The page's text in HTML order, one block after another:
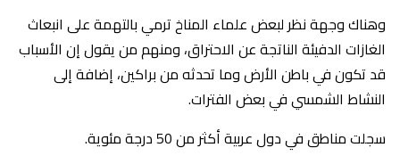
وهناك وجهة نظر لبعض علماء المناخ ترمي بالتهمة على انبعاث
الغازات الدفيئة الناتجة عن الاحتراق، ومنهم من يقول إن الأسباب
قد تكون في باطن الأرض وما تحدثه من براكين، إضافة إلى
النشاط الشمسي في بعض الفترات.
سجلت مناطق في دول عربية أكثر من 50 درجة مئوية.